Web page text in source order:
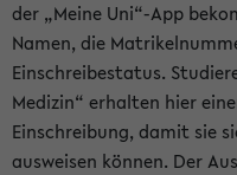
der „Meine Uni“-App
Namen, die
Einschreibestatus.
Medizin“ erhalten hier
Einschreibung, damit sie
ausweisen können. Der